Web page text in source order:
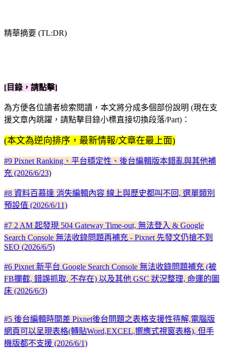
精華摘要 (TL:DR)
[目錄，請點擊]
為方便各位讀者檢索閱讀，本文將分成多個部份說明 (現在支
援文章內跳躍，請點擊目錄小標直接切換段落/Part)：
(本文為逆向排序，最新情報/文章在最上面)
#9 Pixnet Ranking、平台穩定性、後台編輯版本錯亂與其他補
充 (2026/6/23)
#8 資料百慕達 消失編輯內容 線上與歷史都叫不回, 選單類別
預設值 (2026/6/11)
#7 2 AM 起發現 504 Gateway Time-out, 無法登入 & Google
Search Console 無法收錄問題再補充 - Pixnet 先發文仍搶不到
SEO (2026/6/5)
#6 Pixnet 新平台 Google Search Console 無法收錄問題補充 (被
FB攔截, 錯誤抓取, 不存在) 以及其他 GSC 狀況整理, 命運的圖
床 (2026/6/3)
#5 後台編輯時間差 Pixnet後台問題之表格支援性待解,電腦版
網頁可以呈現表格(轉貼Word,EXCEL,嚮應式視窗表格), 但手
機版都不支援 (2026/6/1)